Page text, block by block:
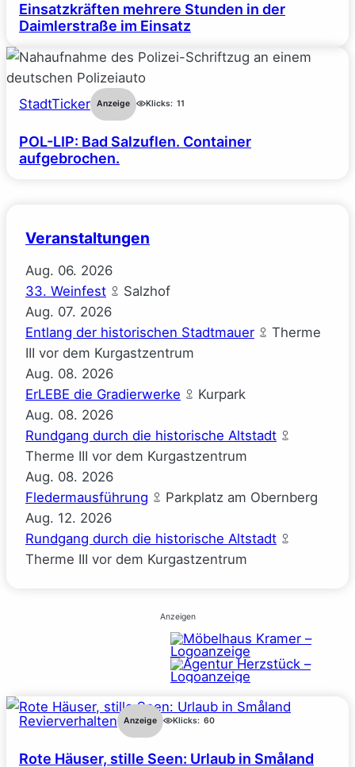
Einsatzkräften mehrere Stunden in der
Daimlerstraße im Einsatz
StadtTicker Anzeige Klicks: 11
POL-LIP: Bad Salzuflen. Container
aufgebrochen.
Veranstaltungen
Aug. 06. 2026
33. Weinfest
Salzhof
Aug. 07. 2026
Entlang der historischen Stadtmauer
Therme
III vor dem Kurgastzentrum
Aug. 08. 2026
ErLEBE die Gradierwerke
Kurpark
Aug. 08. 2026
Rundgang durch die historische Altstadt
Therme III vor dem Kurgastzentrum
Aug. 08. 2026
Fledermausführung
Parkplatz am Obernberg
Aug. 12. 2026
Rundgang durch die historische Altstadt
Therme III vor dem Kurgastzentrum
Anzeigen
Revierverhalten Anzeige Klicks: 60
Rote Häuser, stille Seen: Urlaub in Småland